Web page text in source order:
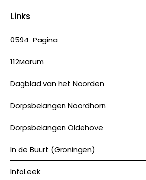
Links
0594-Pagina
112Marum
Dagblad van het Noorden
Dorpsbelangen Noordhorn
Dorpsbelangen Oldehove
In de Buurt (Groningen)
InfoLeek